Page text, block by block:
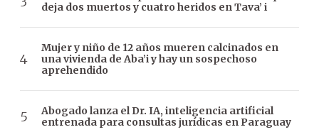
deja dos muertos y cuatro heridos en Tava’ i
Mujer y niño de 12 años mueren calcinados en
una vivienda de Aba’i y hay un sospechoso
aprehendido
Abogado lanza el Dr. IA, inteligencia artificial
entrenada para consultas jurídicas en Paraguay